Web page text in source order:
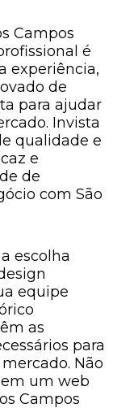
Campos
é
experiência,
de
para ajudar
Invista
qualidade e
e
de
com São
escolha
equipe
as
para
Não
um web
Campos